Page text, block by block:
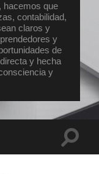
hacemos que
contabilidad,
claros y
y
de
y hecha
y